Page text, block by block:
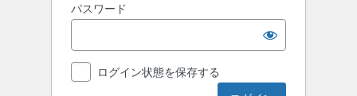
パスワード
ログイン状態を保存する